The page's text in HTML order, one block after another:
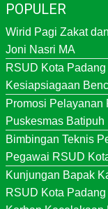
POPULER
Wirid Pagi Zakat
Joni Nasri MA
RSUD Kota
Kesiapsiagaan
Promosi Pelayanan
Puskesmas Batipuh I
Bimbingan Teknis
Pegawai RSUD
Kunjungan Bapak
RSUD Kota